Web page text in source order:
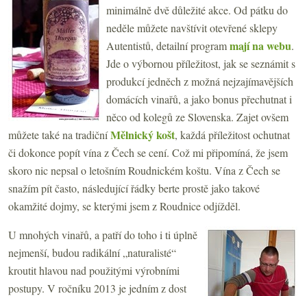
minimálně dvě důležité akce. Od pátku do
neděle můžete navštívit otevřené sklepy
Autentistů, detailní programmají na webu.
Jde o výbornou příležitost, jak se seznámit s
produkcí jedněch z možná nejzajímavějších
domácích vinařů, a jako bonus přechutnat i
něco od kolegů ze Slovenska. Zajet ovšem
můžete také na tradičníMělnický košt, každá příležitost ochutnat
či dokonce popít vína z Čech se cení. Což mi připomíná, že jsem
skoro nic nepsal o letošním Roudnickém koštu. Vína z Čech se
snažím pít často, následující řádky berte prostě jako takové
okamžité dojmy, se kterými jsem z Roudnice odjížděl.
U mnohých vinařů, a patří do toho i ti úplně
nejmenší, budou radikální „naturalisté“
kroutit hlavou nad použitými výrobními
postupy. V ročníku 2013 je jedním z dost